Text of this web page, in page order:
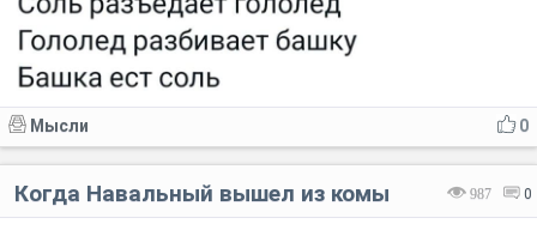
0
Мысли
987 0
Когда Навальный вышел из комы